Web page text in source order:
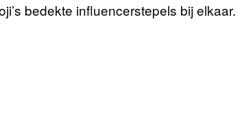
bedekte influencerstepels bij elkaar.